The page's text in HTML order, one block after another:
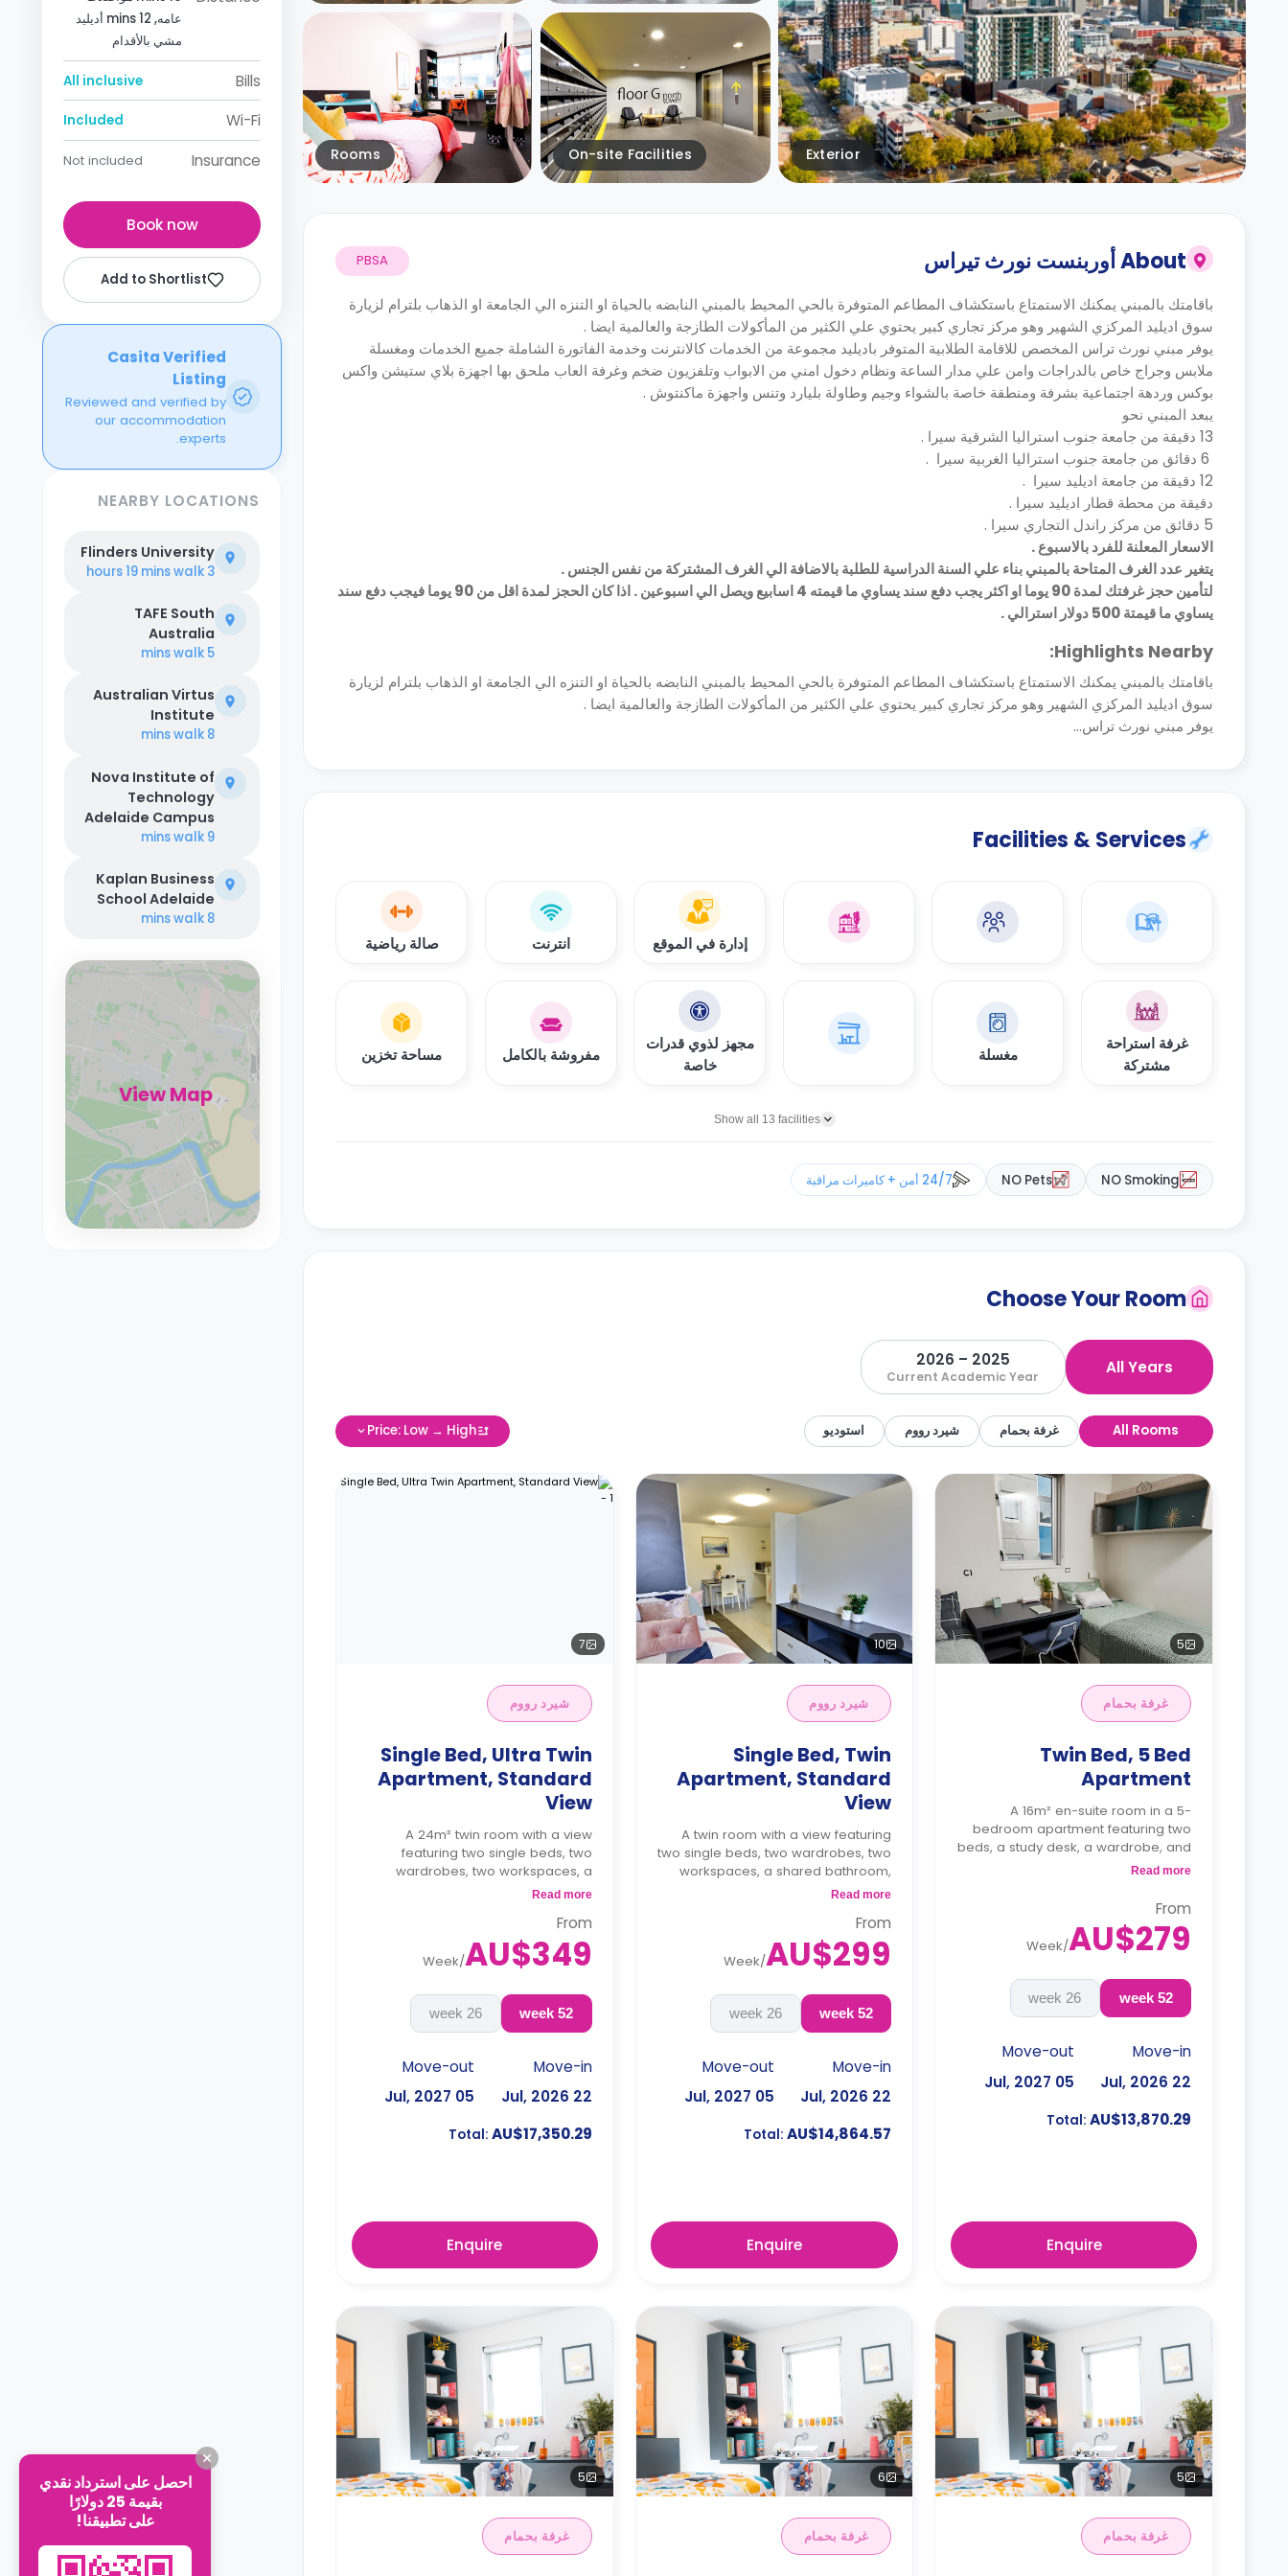
Exterior
On-site Facilities
Rooms
Aboutأوربنست نورث تيراس PBSA
باقامتك بالمبني يمكنك الاستمتاع باستكشاف المطاعم المتوفرة بالحي المحيط بالمبني النابضه بالحياة او التنزه الي الجامعة او الذهاب بلترام لزيارة
سوق اديليد المركزي الشهير وهو مركز تجاري كبير يحتوي علي الكثير من المأكولات الطازجة والعالمية ايضا .
يوفر مبني نورث تراس المخصص للاقامة الطلابية المتوفر باديليد مجموعة من الخدمات كالانترنت وخدمة الفاتورة الشاملة جميع الخدمات ومغسلة
ملابس وجراج خاص بالدراجات وامن علي مدار الساعة ونظام دخول امني من الابواب وتلفزيون ضخم وغرفة العاب ملحق بها اجهزة بلاي ستيشن واكس
بوكس وردهة اجتماعية بشرفة ومنطقة خاصة بالشواء وجيم وطاولة بليارد وتنس واجهزة ماكنتوش .
يبعد المبني نحو
13 دقيقة من جامعة جنوب استراليا الشرقية سيرا .
12 دقيقة من جامعة اديليد سيرا .
دقيقة من محطة قطار اديليد سيرا .
5 دقائق من مركز راندل التجاري سيرا .
الاسعار المعلنة للفرد بالاسبوع .
يتغير عدد الغرف المتاحة بالمبني بناء علي السنة الدراسية للطلبة بالاضافة الي الغرف المشتركة من نفس الجنس .
لتأمين حجز غرفتك لمدة 90 يوما او اكثر يجب دفع سند يساوي ما قيمته 4 اسابيع ويصل الي اسبوعين . اذا كان الحجز لمدة اقل من 90 يوما فيجب دفع سند
يساوي ما قيمتة 500 دولار استرالي .
Highlights Nearby:
باقامتك بالمبني يمكنك الاستمتاع باستكشاف المطاعم المتوفرة بالحي المحيط بالمبني النابضه بالحياة او التنزه الي الجامعة او الذهاب بلترام لزيارة
سوق اديليد المركزي الشهير وهو مركز تجاري كبير يحتوي علي الكثير من المأكولات الطازجة والعالمية ايضا .
يوفر مبني نورث تراس...
Facilities & Services
إدارة في الموقع انترنت صالة رياضية
غرفة استراحة
مشتركة
مغسلة
مجهز لذوي قدرات
خاصة
مفروشة بالكامل مساحة تخزين
Show all 13 facilities
NO Smoking
NO Pets 24/7 أمن + كاميرات مراقبة
Choose Your Room
All Years
2025 – 2026
Current Academic Year
All Rooms غرفة بحمام شيرد رووم استوديو Price: Low → High
5
غرفة بحمام
Twin Bed, 5 Bed
Apartment
A 16m² en-suite room in a 5-
bedroom apartment featuring two
beds, a study desk, a wardrobe, and
an en-suite bathroom. The
and a shared living room with an
4 weeks bond goes as deposit
after the booking.
Read more
From
AU$279
/
Week
52 week
26 week
Move-in
22 Jul, 2026
Move-out
05 Jul, 2027
Total: AU$13,870.29
Enquire
10
شيرد رووم
Single Bed, Twin
Apartment, Standard
View
A twin room with a view featuring
two single beds, two wardrobes, two
workspaces, a shared bathroom,
and a shared kitchen with a
4 weeks bond goes as deposit
after the booking.
Read more
From
AU$299
/
Week
52 week
26 week
Move-in
22 Jul, 2026
Move-out
05 Jul, 2027
Total: AU$14,864.57
Enquire
7
شيرد رووم
Single Bed, Ultra Twin
Apartment, Standard
View
A 24m² twin room with a view
featuring two single beds, two
wardrobes, two workspaces, a
shared bathroom, and a shared
microwave.
4 weeks bond goes as deposit
after the booking.
Read more
From
AU$349
/
Week
52 week
26 week
Move-in
22 Jul, 2026
Move-out
05 Jul, 2027
Total: AU$17,350.29
Enquire
5
غرفة بحمام
6
غرفة بحمام
5
غرفة بحمام
عامه, 12 mins أديليد
مشي بالأقدام
Bills
All inclusive
Wi-Fi
Included
Insurance
Not included
Book now
Add to Shortlist
Casita Verified
Listing
Reviewed and verified by
our accommodation
experts.
NEARBY LOCATIONS
Flinders University
3 hours 19 mins
walk
TAFE South
Australia
5 mins
walk
Australian Virtus
Institute
8 mins
walk
Nova Institute of
Technology
Adelaide Campus
9 mins
walk
Kaplan Business
School Adelaide
8 mins
walk
View Map
احصل على استرداد نقدي
بقيمة 25 دولارًا
على تطبيقنا!